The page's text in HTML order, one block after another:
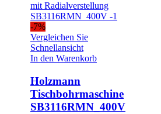
-7%
Vergleichen Sie
Schnellansicht
In den Warenkorb
Holzmann
Tischbohrmaschine
SB3116RMN_400V